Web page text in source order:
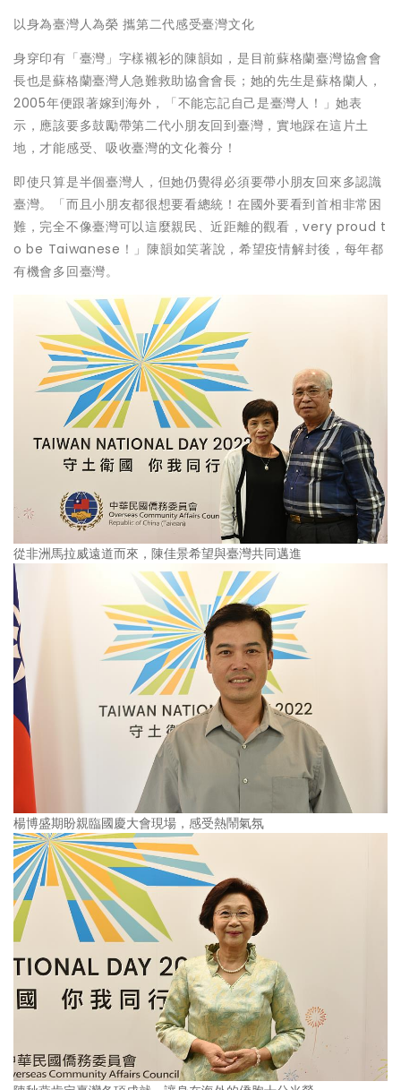
以身為臺灣人為榮 攜第二代感受臺灣文化
身穿印有「臺灣」字樣襯衫的陳韻如，是目前蘇格蘭臺灣協會會
長也是蘇格蘭臺灣人急難救助協會會長；她的先生是蘇格蘭人，
2005年便跟著嫁到海外，「不能忘記自己是臺灣人！」她表
示，應該要多鼓勵帶第二代小朋友回到臺灣，實地踩在這片土
地，才能感受、吸收臺灣的文化養分！
即使只算是半個臺灣人，但她仍覺得必須要帶小朋友回來多認識
臺灣。「而且小朋友都很想要看總統！在國外要看到首相非常困
難，完全不像臺灣可以這麼親民、近距離的觀看，very proud t
o be Taiwanese！」陳韻如笑著說，希望疫情解封後，每年都
有機會多回臺灣。
從非洲馬拉威遠道而來，陳佳景希望與臺灣共同邁進
楊博盛期盼親臨國慶大會現場，感受熱鬧氣氛